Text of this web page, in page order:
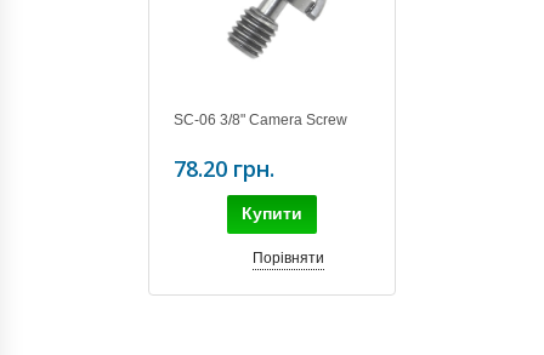
SC-06 3/8" Camera Screw
78.20 грн.
Купити
Порівняти